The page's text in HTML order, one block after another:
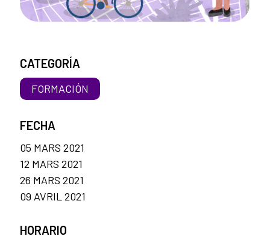
CATEGORÍA
FORMACIÓN
FECHA
05 MARS 2021
12 MARS 2021
26 MARS 2021
09 AVRIL 2021
HORARIO